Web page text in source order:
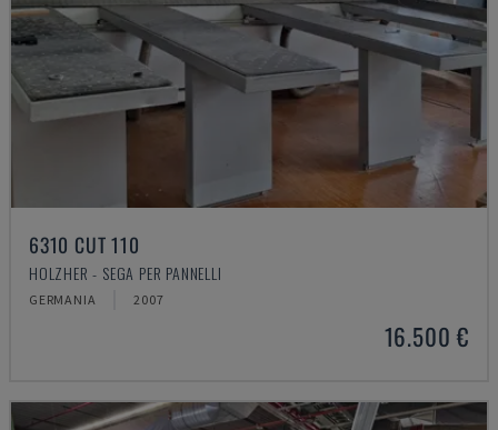
6310 CUT 110
HOLZHER - SEGA PER PANNELLI
GERMANIA 2007
16.500 €